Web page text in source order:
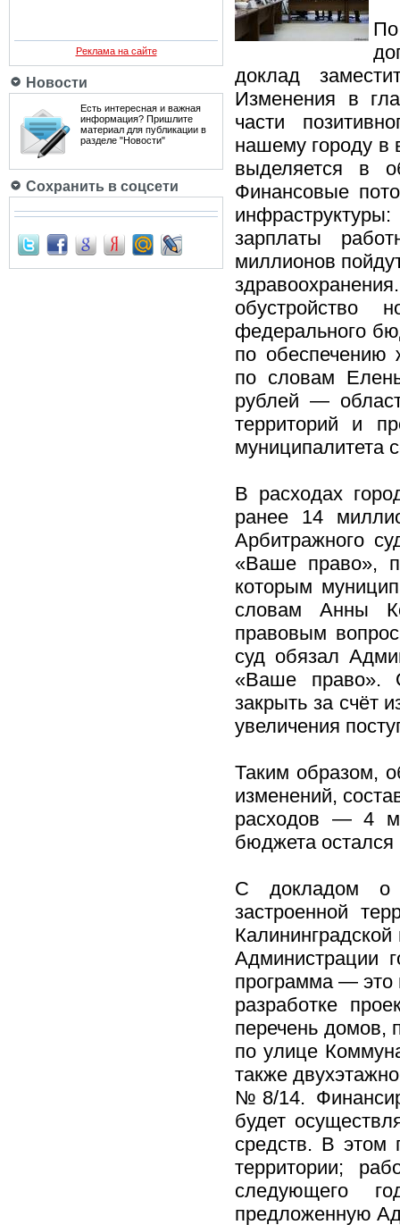
Реклама на сайте
Новости
Есть интересная и важная
информация? Пришлите
материал для публикации в
разделе "Новости"
Сохранить в соцсети
доклад
Изменения в
части
нашему городу в
выделяется в
Финансовые
зарплаты
миллионов
федерального
по обеспечению
по словам
рублей —
территорий и
муниципалитета
В расходах
ранее 14
Арбитражного
«Ваше право»,
которым
словам Анны
правовым
суд обязал
«Ваше право».
закрыть за счёт
увеличения
Таким образом,
изменений,
расходов — 4
бюджета
С докладом о
застроенной
Администрации
программа — это
разработке
перечень
по улице
также
№8/14.
будет
средств. В этом
территории;
следующего
предложенную